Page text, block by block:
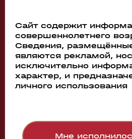
Вино Alba Rhino
Quinta Das Arcas
Сайт содержит
совершеннолетнего
Сведения,
являются рекламой,
исключительно
характер, и
личного использования
Мне